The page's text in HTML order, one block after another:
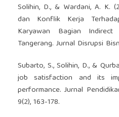
Solihin, D., & Wardani, A. K.
dan Konflik Kerja
Karyawan Bagian
Tangerang. Jurnal Disrupsi
Subarto, S., Solihin, D., &
job satisfaction and its
performance. Jurnal
9(2), 163-178.